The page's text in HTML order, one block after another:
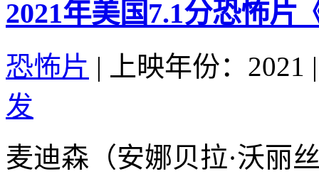
2021年美国7.1分恐怖片
恐怖片 | 上映年份：2021 |
发
麦迪森（安娜贝拉·沃丽